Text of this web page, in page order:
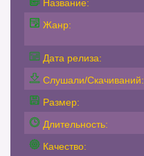
Название:
Жанр:
Дата релиза:
Слушали/Скачиваний:
Размер:
Длительность:
Качество: